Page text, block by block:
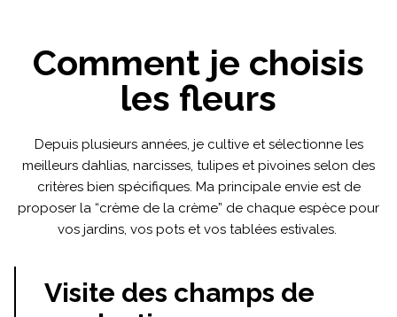
Comment je choisis
les fleurs
Depuis plusieurs années, je cultive et sélectionne les
meilleurs dahlias, narcisses, tulipes et pivoines selon des
critères bien spécifiques. Ma principale envie est de
proposer la “crème de la crème” de chaque espèce pour
vos jardins, vos pots et vos tablées estivales.
Visite des champs de